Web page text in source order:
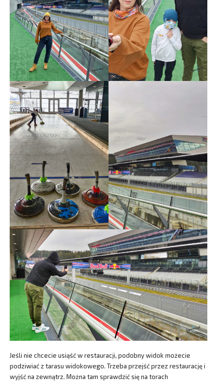
Jeśli nie chcecie usiąść w restauracji, podobny widok możecie
podziwiać z tarasu widokowego. Trzeba przejść przez restaurację i
wyjść na zewnątrz. Można tam sprawdzić się na torach